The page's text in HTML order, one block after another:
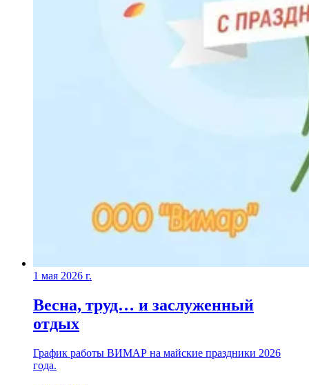
1 мая 2026 г.
Весна, труд… и заслуженный
отдых
График работы ВИМАР на майские праздники 2026
года.